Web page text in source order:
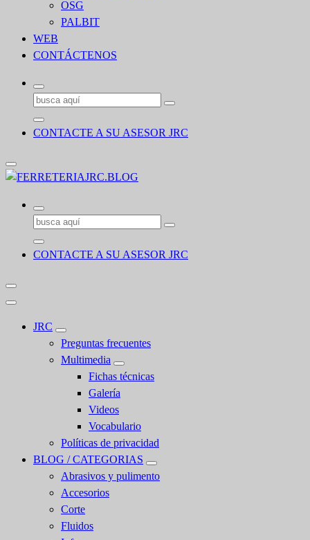
OSG
PALBIT
WEB
CONTÁCTENOS
Buscar:
CONTACTE A SU ASESOR JRC
Buscar:
CONTACTE A SU ASESOR JRC
JRC
Preguntas frecuentes
Multimedia
Fichas técnicas
Galería
Videos
Vocabulario
Políticas de privacidad
BLOG / CATEGORIAS
Abrasivos y pulimento
Accesorios
Corte
Fluidos